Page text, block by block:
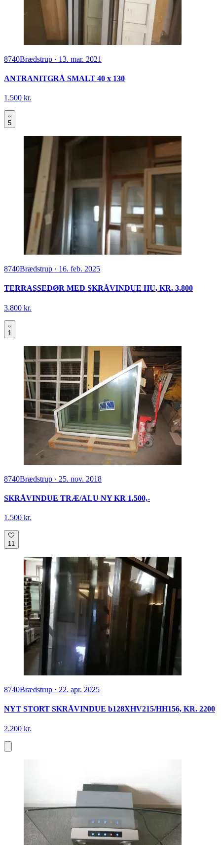
8740Brædstrup · 13. mar. 2021
ANTRANITGRÅ SMALT 40 x 130
1.500 kr.
5
8740Brædstrup · 16. feb. 2025
TERRASSEDØR MED SKRÅVINDUE HU, KR. 3.800
3.800 kr.
1
8740Brædstrup · 25. nov. 2018
SKRÅVINDUE TRÆ/ALU NY KR 1.500,-
1.500 kr.
11
8740Brædstrup · 22. apr. 2025
NYT STORT SKRÅVINDUE b128XHV215/HH156, KR. 2200
2.200 kr.